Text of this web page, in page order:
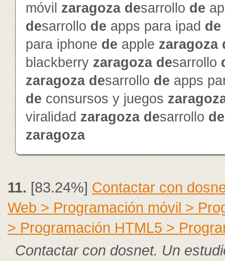
móvil zaragoza desarrollo de
desarrollo de apps para ipad de
para iphone de apple zaragoza
blackberry zaragoza desarrollo
zaragoza desarrollo de apps
de consursos y juegos
viralidad zaragoza desarrollo de
zaragoza
11. [83.24%] Contactar con
Web > Programación móvil >
> Programación HTML5 >
Contactar con dosnet. Un